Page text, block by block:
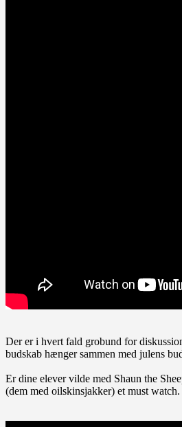
Der er i hvert fald grobund for
budskab hænger sammen med julens
Er dine elever vilde med Shaun the
(dem med oilskinsjakker) et must watch.